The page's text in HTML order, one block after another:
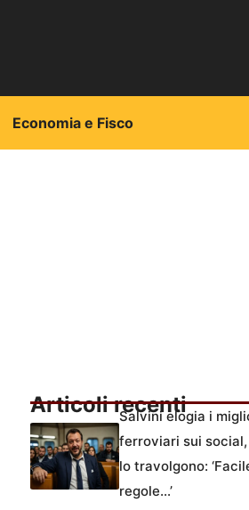
Economia e Fisco
Articoli recenti
Salvini elogia i
ferroviari sui
lo travolgono:
regole…’